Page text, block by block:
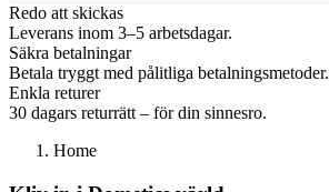
Redo att skickas
Leverans inom 3–5 arbetsdagar.
Säkra betalningar
Betala tryggt med pålitliga betalningsmetoder.
Enkla returer
30 dagars returrätt – för din sinnesro.
Home